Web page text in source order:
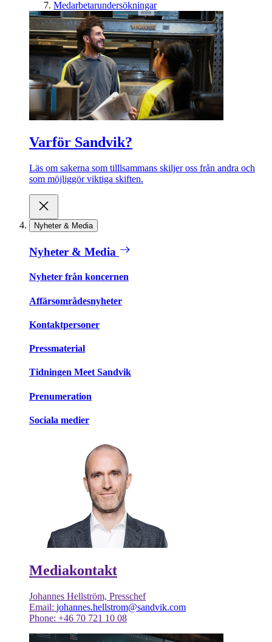
Medarbetarundersökningar
Varför Sandvik?
Läs om sakerna som tilllsammans skiljer oss från andra och
som möjliggör viktiga skiften.
Nyheter & Media
Nyheter & Media
Nyheter från koncernen
Affärsområdesnyheter
Kontaktpersoner
Pressmaterial
Tidningen Meet Sandvik
Prenumeration
Sociala medier
Mediakontakt
Johannes Hellström, Presschef
Email: johannes.hellstrom@sandvik.com
Phone: +46 70 721 10 08